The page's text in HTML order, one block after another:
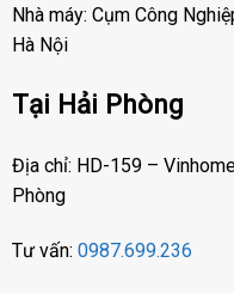
Nhà máy: Cụm Công
Hà Nội
Tại Hải Phòng
Địa chỉ: HD-159 –
Phòng
Tư vấn: 0987.699.236